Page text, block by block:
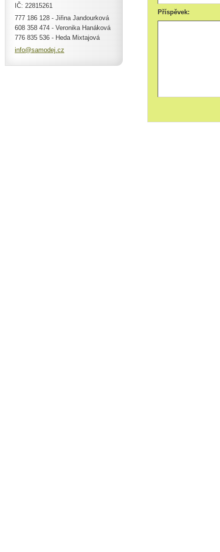
Příspěvek:
IČ: 22815261
777 186 128 - Jiřina Jandourková
608 358 474 - Veronika Hanáková
776 835 536 - Heda Mixtajová
info@samodej.cz